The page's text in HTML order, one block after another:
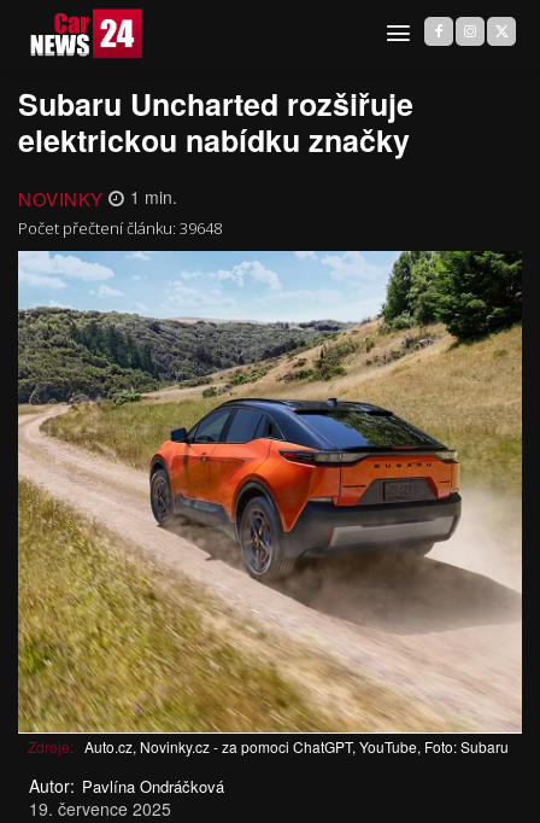
Subaru Uncharted rozšiřuje
elektrickou nabídku značky
NOVINKY 1 min.
Počet přečtení článku: 39648
Zdroje: Auto.cz, Novinky.cz - za pomoci ChatGPT, YouTube, Foto: Subaru
Autor: Pavlína Ondráčková
19. července 2025